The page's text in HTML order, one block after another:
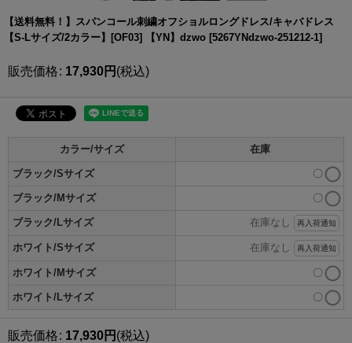
【送料無料！】スパンコール刺繍オフショルロングドレス/キャバドレス
【S-Lサイズ/2カラー】[OF03] 【YN】dzwo [5267YNdzwo-251212-1]
販売価格: 17,930円 (税込)
カラー/サイズ 在庫
ブラック/Sサイズ 〇
ブラック/Mサイズ 〇
ブラック/Lサイズ 在庫なし 再入荷通知
ホワイト/Sサイズ 在庫なし 再入荷通知
ホワイト/Mサイズ 〇
ホワイト/Lサイズ 〇
販売価格: 17,930円 (税込)